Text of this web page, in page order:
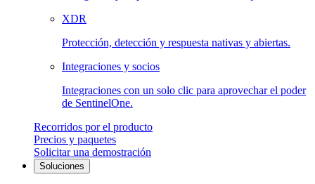
XDR
Protección, detección y respuesta nativas y abiertas.
Integraciones y socios
Integraciones con un solo clic para aprovechar el poder
de SentinelOne.
Recorridos por el producto
Precios y paquetes
Solicitar una demostración
Soluciones